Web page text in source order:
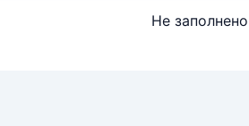
Не заполнено